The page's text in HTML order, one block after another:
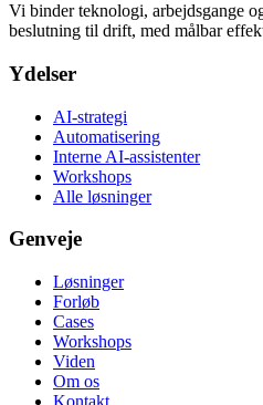
Vi binder teknologi, arbejdsgange
beslutning til drift, med målbar
Ydelser
AI-strategi
Automatisering
Interne AI-assistenter
Workshops
Alle løsninger
Genveje
Løsninger
Forløb
Cases
Workshops
Viden
Om os